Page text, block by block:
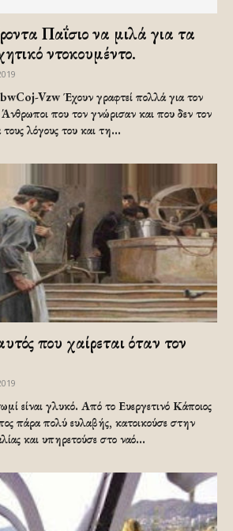
Παΐσιο να μιλά για τα
ντοκουμέντο.
Vzw Έχουν γραφτεί πολλά για τον
που τον γνώρισαν και που δεν τον
λόγους του και τη...
που χαίρεται όταν τον
είναι γλυκό. Από το Ευεργετινό Κάποιος
πάρα πολύ ευλαβής, κατοικούσε στην
και υπηρετούσε στο ναό...